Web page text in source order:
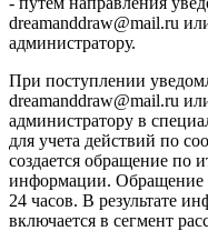
dreamanddraw@mail.ru
администратору.
При поступлении
dreamanddraw@mail.ru
администратору в
для учета действий по
создается обращение по
информации. Обращение
24 часов. В результате
включается в сегмент